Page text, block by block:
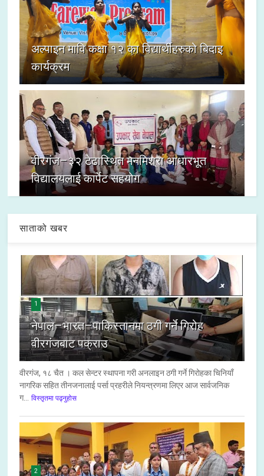
अल्पाइन मावि कक्षा १२ का विद्यार्थीहरुको बिदाइ
कार्यक्रम
वीरगंज–३२ टेढास्थित मनमिश्रा आधारभूत
विद्यालयलाई कार्पेट सहयोग
साताको खबर
1
नेपाल–भारत–पाकिस्तानमा ठगी गर्ने गिरोह
वीरगंजबाट पक्राउ
वीरगंज, १८ चैत । कल सेन्टर स्थापना गरी अनलाइन ठगी गर्ने गिरोहका चिनियाँ
नागरिक सहित तीनजनालाई पर्सा प्रहरीले नियन्त्रणमा लिएर आज सार्वजनिक
ग... विस्तृतमा पढ्नुहोस
2